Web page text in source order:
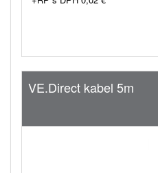
VE.Direct kabel 5m